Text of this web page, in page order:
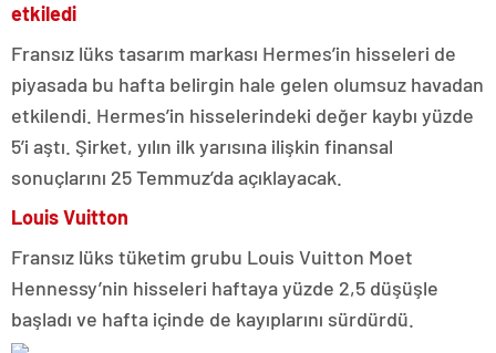
etkiledi
Fransız lüks tasarım markası Hermes’in hisseleri de
piyasada bu hafta belirgin hale gelen olumsuz havadan
etkilendi. Hermes’in hisselerindeki değer kaybı yüzde
5’i aştı. Şirket, yılın ilk yarısına ilişkin finansal
sonuçlarını 25 Temmuz’da açıklayacak.
Louis Vuitton
Fransız lüks tüketim grubu Louis Vuitton Moet
Hennessy’nin hisseleri haftaya yüzde 2,5 düşüşle
başladı ve hafta içinde de kayıplarını sürdürdü.